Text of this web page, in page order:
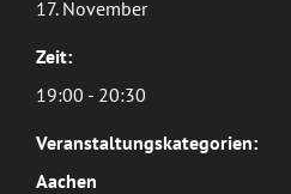
17. November
Zeit:
19:00 - 20:30
Veranstaltungskategorien:
Aachen